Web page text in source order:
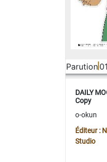
Parution
DAILY
Copy
o-okun
Éditeur :
Studio